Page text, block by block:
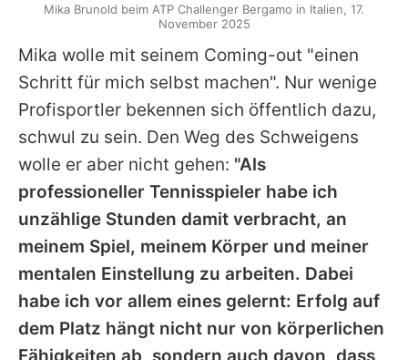
Mika wolle mit seinem Coming-out "einen
Schritt für mich selbst machen". Nur wenige
Profisportler bekennen sich öffentlich dazu,
schwul zu sein. Den Weg des Schweigens
wolle er aber nicht gehen: "Als
professioneller Tennisspieler habe ich
unzählige Stunden damit verbracht, an
meinem Spiel, meinem Körper und meiner
mentalen Einstellung zu arbeiten. Dabei
habe ich vor allem eines gelernt: Erfolg auf
dem Platz hängt nicht nur von körperlichen
Fähigkeiten ab, sondern auch davon, dass
Mika Brunold beim ATP Challenger Bergamo in Italien, 17.
November 2025